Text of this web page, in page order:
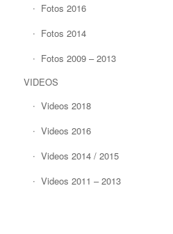
Fotos 2016
Fotos 2014
Fotos 2009 – 2013
VIDEOS
Videos 2018
Videos 2016
Videos 2014 / 2015
Videos 2011 – 2013